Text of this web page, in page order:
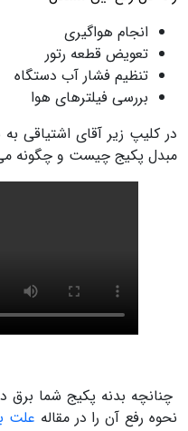
انجام هواگیری
تعویض قطعه رتور
تنظیم فشار آب دستگاه
بررسی فیلترهای هوا
در کلیپ زیر آقای اشتیاقی
مبدل پکیج چیست و چگونه
چنانچه بدنه پکیج شما
نحوه رفع آن را در مقاله علت